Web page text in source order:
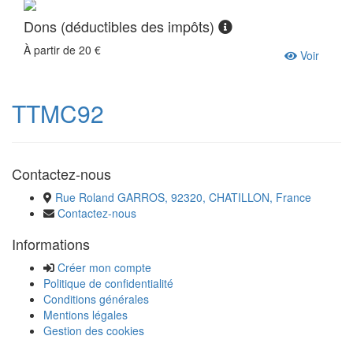
Dons (déductibles des impôts)
À partir de 20 € Voir
TTMC92
Contactez-nous
Rue Roland GARROS, 92320, CHATILLON, France
Contactez-nous
Informations
Créer mon compte
Politique de confidentialité
Conditions générales
Mentions légales
Gestion des cookies